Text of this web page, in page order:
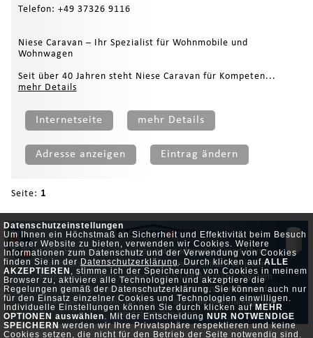
Datenschutzeinstellungen
Um Ihnen ein Höchstmaß an Sicherheit und Effektivität beim Besuch
unserer Website zu bieten, verwenden wir Cookies. Weitere
Informationen zum Datenschutz und der Verwendung von Cookies
finden Sie in der Datenschutzerklärung. Durch klicken aufALLE
AKZEPTIEREN , stimme ich der Speicherung von Cookies in meinem
Browser zu, aktiviere alle Technologien und akzeptiere die
Regelungen gemäß der Datenschutzerklärung. Sie können auch nur
für den Einsatz einzelner Cookies und Technologien einwilligen.
Individuelle Einstellungen können Sie durch klicken auf MEHR
OPTIONEN auswählen. Mit der Entscheidung NUR NOTWENDIGE
SPEICHERNwerden wir Ihre Privatsphäre respektieren und keine
Cookies setzen, die nicht für den Betrieb der Seite notwendig sind.
Telefon: +49 37326 9116
Niese Caravan – Ihr Spezialist für Wohnmobile und
Wohnwagen
Seit über 40 Jahren steht Niese Caravan für Kompeten...
mehr Details
Internetseite mehr Details
Adresse anzeigen Eintrag ändern
Seite: 1
30% Heizkosten einsparen mit modernster Smart Home
Technologie. Die Thermostate können einfach an jedem
Heizköper montiert werden. Das ST-HOMEinTEC System
für Heizung spart Energie, verbessert den Komfort und
erhöht die Sicherheit, da es z. B. auch als Alarmanlage mit
genutzt werden kann.